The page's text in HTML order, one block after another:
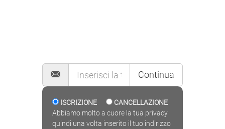
Continua
ISCRIZIONE
CANCELLAZIONE
Abbiamo molto a cuore la tua privacy
quindi una volta inserito il tuo indirizzo